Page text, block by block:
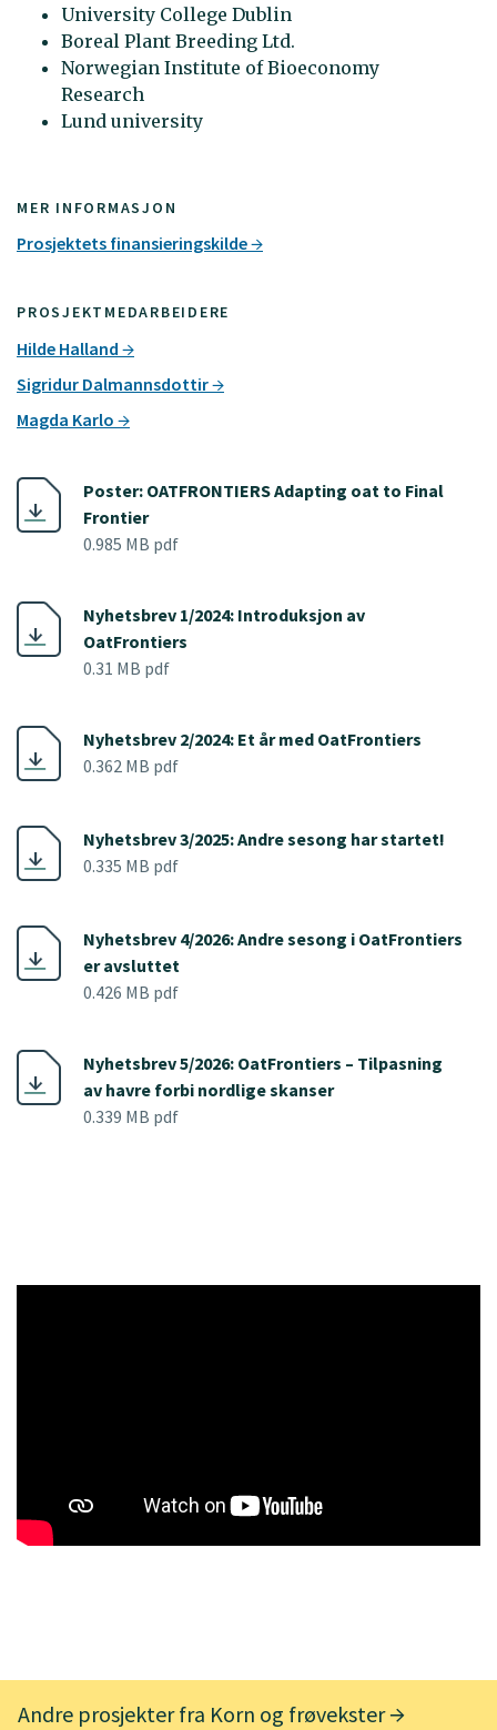
MER INFORMASJON
Prosjektets finansieringskilde
PROSJEKTMEDARBEIDERE
Hilde Halland
Sigridur Dalmannsdottir
Magda Karlo
Poster: OATFRONTIERS Adapting oat to Final
Frontier
0.985 MB pdf
Nyhetsbrev 1/2024: Introduksjon av
OatFrontiers
0.31 MB pdf
Nyhetsbrev 2/2024: Et år med OatFrontiers
0.362 MB pdf
Nyhetsbrev 3/2025: Andre sesong har startet!
0.335 MB pdf
Nyhetsbrev 4/2026: Andre sesong i OatFrontiers
er avsluttet
0.426 MB pdf
Nyhetsbrev 5/2026: OatFrontiers – Tilpasning
av havre forbi nordlige skanser
0.339 MB pdf
University College Dublin
Boreal Plant Breeding Ltd.
Norwegian Institute of Bioeconomy
Research
Lund university
Andre prosjekter fra Korn og frøvekster